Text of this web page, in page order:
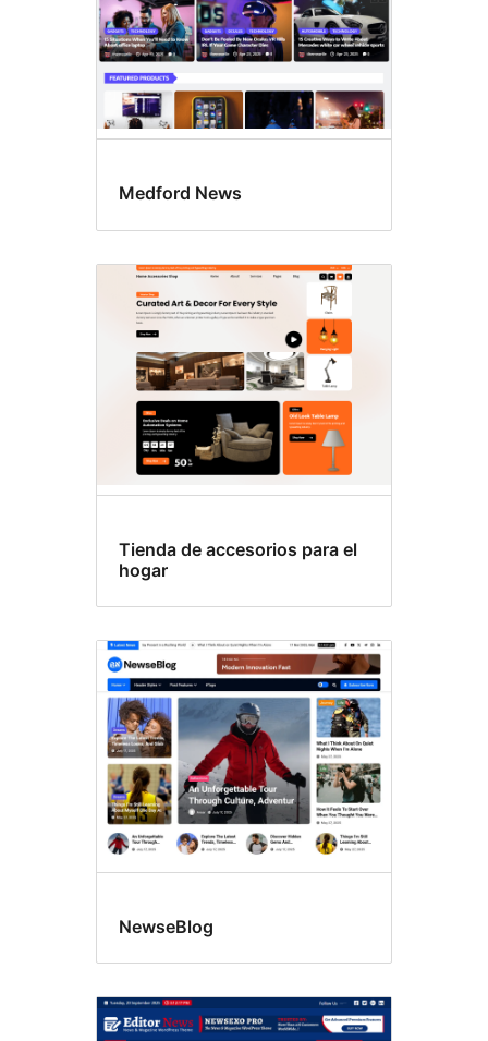
Medford News
Tienda de accesorios para el
hogar
NewseBlog